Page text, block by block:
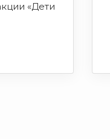
«Дети